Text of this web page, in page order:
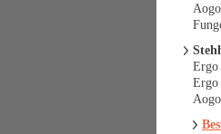
Aogo
Ergo